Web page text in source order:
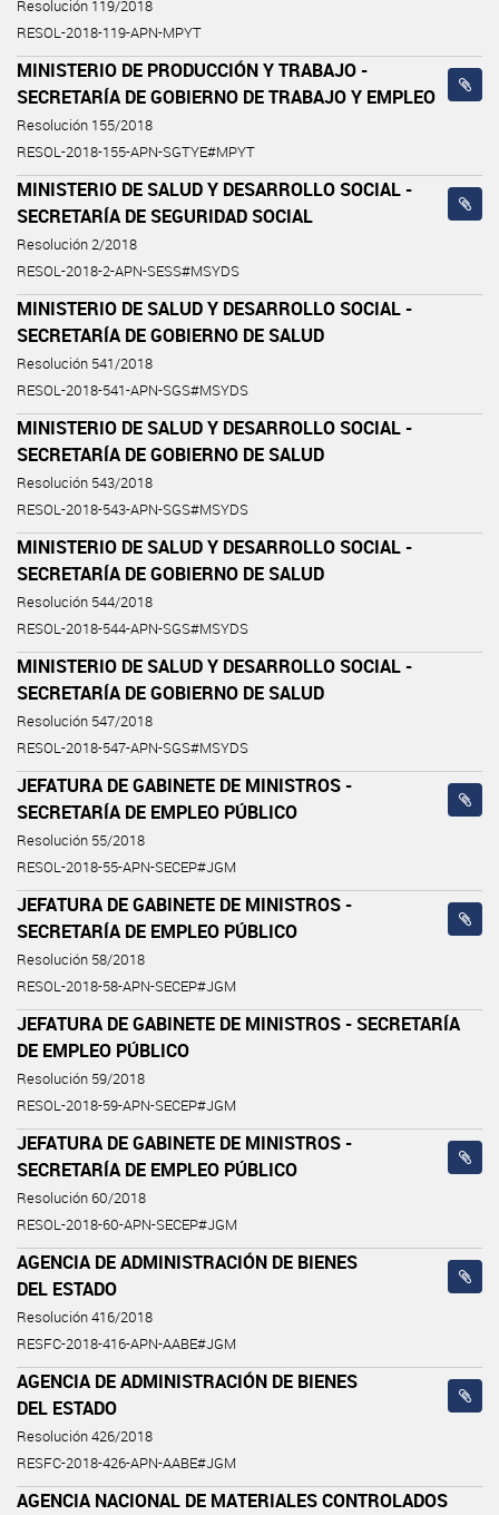
Resolución 119/2018
RESOL-2018-119-APN-MPYT
MINISTERIO DE PRODUCCIÓN Y TRABAJO -
SECRETARÍA DE GOBIERNO DE TRABAJO Y EMPLEO
Resolución 155/2018
RESOL-2018-155-APN-SGTYE#MPYT
MINISTERIO DE SALUD Y DESARROLLO SOCIAL -
SECRETARÍA DE SEGURIDAD SOCIAL
Resolución 2/2018
RESOL-2018-2-APN-SESS#MSYDS
MINISTERIO DE SALUD Y DESARROLLO SOCIAL -
SECRETARÍA DE GOBIERNO DE SALUD
Resolución 541/2018
RESOL-2018-541-APN-SGS#MSYDS
MINISTERIO DE SALUD Y DESARROLLO SOCIAL -
SECRETARÍA DE GOBIERNO DE SALUD
Resolución 543/2018
RESOL-2018-543-APN-SGS#MSYDS
MINISTERIO DE SALUD Y DESARROLLO SOCIAL -
SECRETARÍA DE GOBIERNO DE SALUD
Resolución 544/2018
RESOL-2018-544-APN-SGS#MSYDS
MINISTERIO DE SALUD Y DESARROLLO SOCIAL -
SECRETARÍA DE GOBIERNO DE SALUD
Resolución 547/2018
RESOL-2018-547-APN-SGS#MSYDS
JEFATURA DE GABINETE DE MINISTROS -
SECRETARÍA DE EMPLEO PÚBLICO
Resolución 55/2018
RESOL-2018-55-APN-SECEP#JGM
JEFATURA DE GABINETE DE MINISTROS -
SECRETARÍA DE EMPLEO PÚBLICO
Resolución 58/2018
RESOL-2018-58-APN-SECEP#JGM
JEFATURA DE GABINETE DE MINISTROS - SECRETARÍA
DE EMPLEO PÚBLICO
Resolución 59/2018
RESOL-2018-59-APN-SECEP#JGM
JEFATURA DE GABINETE DE MINISTROS -
SECRETARÍA DE EMPLEO PÚBLICO
Resolución 60/2018
RESOL-2018-60-APN-SECEP#JGM
AGENCIA DE ADMINISTRACIÓN DE BIENES
DEL ESTADO
Resolución 416/2018
RESFC-2018-416-APN-AABE#JGM
AGENCIA DE ADMINISTRACIÓN DE BIENES
DEL ESTADO
Resolución 426/2018
RESFC-2018-426-APN-AABE#JGM
AGENCIA NACIONAL DE MATERIALES CONTROLADOS